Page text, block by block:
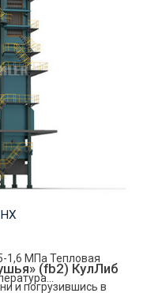
1,6 МПа Тепловая
(fb2) КулЛиб
и погрузившись в